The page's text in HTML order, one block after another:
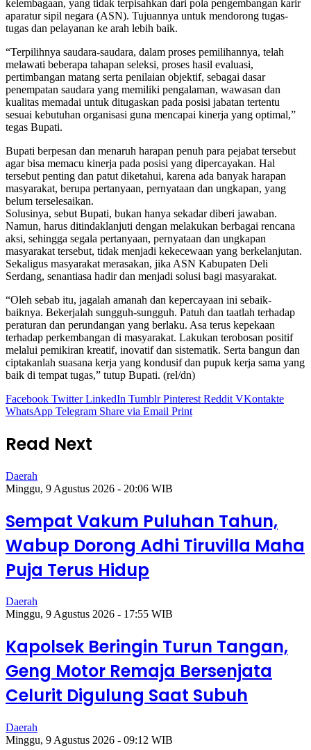
kelembagaan, yang tidak terpisahkan dari pola pengembangan karir
aparatur sipil negara (ASN). Tujuannya untuk mendorong tugas-
tugas dan pelayanan ke arah lebih baik.
“Terpilihnya saudara-saudara, dalam proses pemilihannya, telah
melawati beberapa tahapan seleksi, proses hasil evaluasi,
pertimbangan matang serta penilaian objektif, sebagai dasar
penempatan saudara yang memiliki pengalaman, wawasan dan
kualitas memadai untuk ditugaskan pada posisi jabatan tertentu
sesuai kebutuhan organisasi guna mencapai kinerja yang optimal,”
tegas Bupati.
Bupati berpesan dan menaruh harapan penuh para pejabat tersebut
agar bisa memacu kinerja pada posisi yang dipercayakan. Hal
tersebut penting dan patut diketahui, karena ada banyak harapan
masyarakat, berupa pertanyaan, pernyataan dan ungkapan, yang
belum terselesaikan.
Solusinya, sebut Bupati, bukan hanya sekadar diberi jawaban.
Namun, harus ditindaklanjuti dengan melakukan berbagai rencana
aksi, sehingga segala pertanyaan, pernyataan dan ungkapan
masyarakat tersebut, tidak menjadi kekecewaan yang berkelanjutan.
Sekaligus masyarakat merasakan, jika ASN Kabupaten Deli
Serdang, senantiasa hadir dan menjadi solusi bagi masyarakat.
“Oleh sebab itu, jagalah amanah dan kepercayaan ini sebaik-
baiknya. Bekerjalah sungguh-sungguh. Patuh dan taatlah terhadap
peraturan dan perundangan yang berlaku. Asa terus kepekaan
terhadap perkembangan di masyarakat. Lakukan terobosan positif
melalui pemikiran kreatif, inovatif dan sistematik. Serta bangun dan
ciptakanlah suasana kerja yang kondusif dan pupuk kerja sama yang
baik di tempat tugas,” tutup Bupati. (rel/dn)
Facebook Twitter LinkedIn Tumblr Pinterest Reddit VKontakte
WhatsApp Telegram Share via Email Print
Read Next
Daerah
Minggu, 9 Agustus 2026 - 20:06 WIB
Sempat Vakum Puluhan Tahun,
Wabup Dorong Adhi Tiruvilla Maha
Puja Terus Hidup
Daerah
Minggu, 9 Agustus 2026 - 17:55 WIB
Kapolsek Beringin Turun Tangan,
Geng Motor Remaja Bersenjata
Celurit Digulung Saat Subuh
Daerah
Minggu, 9 Agustus 2026 - 09:12 WIB